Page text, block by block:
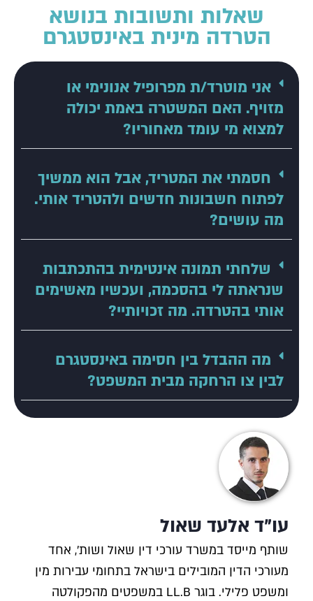
שאלות ותשובות בנושא
הטרדה מינית באינסטגרם
אני מוטרד/ת מפרופיל אנונימי או
מזויף. האם המשטרה באמת יכולה
למצוא מי עומד מאחוריו?
חסמתי את המטריד, אבל הוא ממשיך
לפתוח חשבונות חדשים ולהטריד אותי.
מה עושים?
שלחתי תמונה אינטימית בהתכתבות
שנראתה לי בהסכמה, ועכשיו מאשימים
אותי בהטרדה. מה זכויותיי?
מה ההבדל בין חסימה באינסטגרם
לבין צו הרחקה מבית המשפט?
עו"ד אלעד שאול
שותף מייסד במשרד עורכי דין שאול ושות', אחד
מעורכי הדין המובילים בישראל בתחומי עבירות מין
ומשפט פלילי. בוגר LL.B במשפטים מהפקולטה